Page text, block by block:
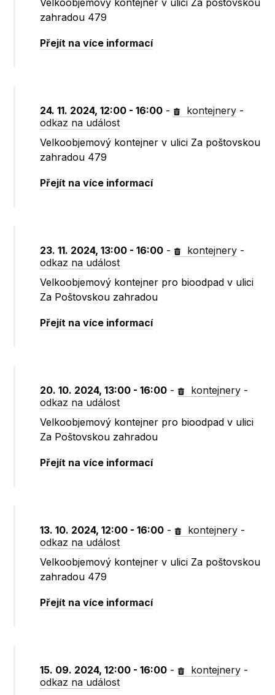
Velkoobjemový kontejner v ulici Za poštovskou
zahradou 479
Přejít na více informací
24. 11. 2024, 12:00 - 16:00 - kontejnery -
odkaz na událost
Velkoobjemový kontejner v ulici Za poštovskou
zahradou 479
Přejít na více informací
23. 11. 2024, 13:00 - 16:00 - kontejnery -
odkaz na událost
Velkoobjemový kontejner pro bioodpad v ulici
Za Poštovskou zahradou
Přejít na více informací
20. 10. 2024, 13:00 - 16:00 - kontejnery -
odkaz na událost
Velkoobjemový kontejner pro bioodpad v ulici
Za Poštovskou zahradou
Přejít na více informací
13. 10. 2024, 12:00 - 16:00 - kontejnery -
odkaz na událost
Velkoobjemový kontejner v ulici Za poštovskou
zahradou 479
Přejít na více informací
15. 09. 2024, 12:00 - 16:00 - kontejnery -
odkaz na událost